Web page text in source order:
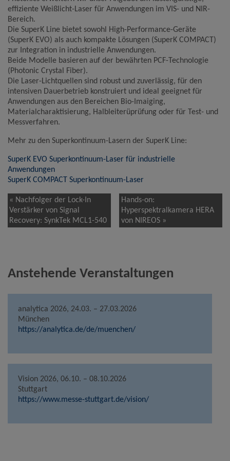
effiziente Weißlicht-Laser für Anwendungen im VIS- und NIR-
Bereich.
Die SuperK Line bietet sowohl High-Performance-Geräte
(SuperK EVO) als auch kompakte Lösungen (SuperK COMPACT)
zur Integration in industrielle Anwendungen.
Beide Modelle basieren auf der bewährten PCF-Technologie
(Photonic Crystal Fiber).
Die Laser-Lichtquellen sind robust und zuverlässig, für den
intensiven Dauerbetrieb konstruiert und ideal geeignet für
Anwendungen aus den Bereichen Bio-Imaiging,
Materialcharaktisierung, Halbleiterüprüfung oder für Test- und
Messverfahren.
Mehr zu den Superkontinuum-Lasern der SuperK Line:
SuperK EVO Superkontinuum-Laser für industrielle
Anwendungen
SuperK COMPACT Superkontinuum-Laser
Hands-on:
Hyperspektralkamera HERA
von NIREOS »
« Nachfolger der Lock-In
Verstärker von Signal
Recovery: SynkTek MCL1-540
Anstehende Veranstaltungen
analytica 2026, 24.03. – 27.03.2026
München
https://analytica.de/de/muenchen/
Vision 2026, 06.10. – 08.10.2026
Stuttgart
https://www.messe-stuttgart.de/vision/
Name
Anbieter
Google LLC
Zweck
Cookie von Google für Website-Analysen.
Erzeugt statistische Daten darüber, wie der
Besucher die Website nutzt.
Cookie Name
_ga,_gid
Cookie Laufzeit
2 Jahre
Infos schließen